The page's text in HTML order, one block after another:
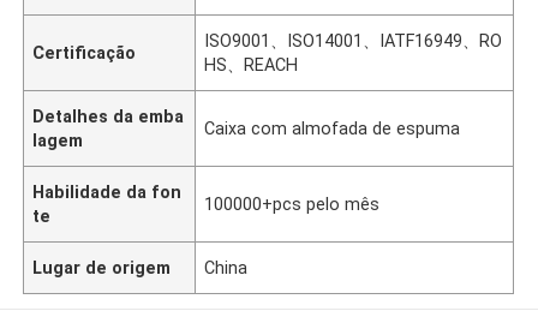
Certificação
ISO9001、ISO14001、IATF16949、RO
HS、REACH
Detalhes da emba
lagem
Caixa com almofada de espuma
Habilidade da fon
te
100000+pcs pelo mês
Lugar de origem China